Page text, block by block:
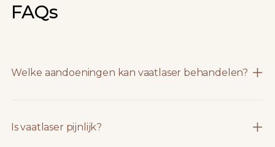
FAQs
Welke aandoeningen kan vaatlaser behandelen?
Is vaatlaser pijnlijk?